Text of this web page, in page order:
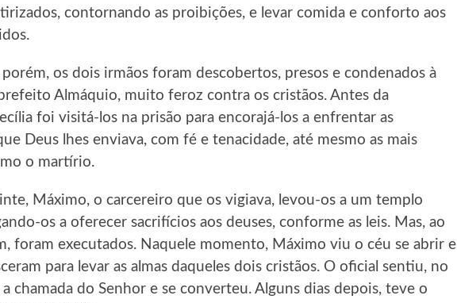
contornando as proibições, e levar comida e conforto aos
os dois irmãos foram descobertos, presos e condenados à
Almáquio, muito feroz contra os cristãos. Antes da
foi visitá-los na prisão para encorajá-los a enfrentar as
Deus lhes enviava, com fé e tenacidade, até mesmo as mais
o martírio.
Máximo, o carcereiro que os vigiava, levou-os a um templo
os a oferecer sacrifícios aos deuses, conforme as leis. Mas, ao
foram executados. Naquele momento, Máximo viu o céu se abrir e
para levar as almas daqueles dois cristãos. O oficial sentiu, no
chamada do Senhor e se converteu. Alguns dias depois, teve o